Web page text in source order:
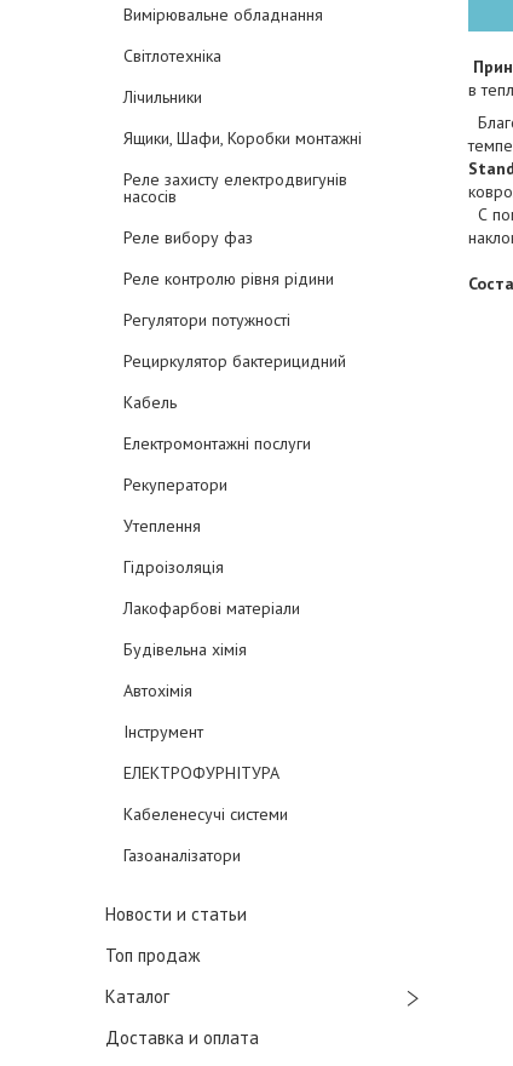
Вимірювальне обладнання
Світлотехніка
Лічильники
Ящики, Шафи, Коробки монтажні
Реле захисту електродвигунів
насосів
Реле вибору фаз
Реле контролю рівня рідини
Регулятори потужності
Рециркулятор бактерицидний
Кабель
Електромонтажні послуги
Рекуператори
Утеплення
Гідроізоляція
Лакофарбові матеріали
Будівельна хімія
Автохімія
Інструмент
ЕЛЕКТРОФУРНІТУРА
Кабеленесучі системи
Газоаналізатори
Новости и статьи
Топ продаж
Каталог
Доставка и оплата
в
С